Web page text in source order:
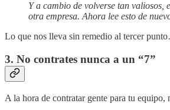
Y a cambio de volverse tan
otra empresa. Ahora lee esto de
Lo que nos lleva sin remedio al tercer
3. No contrates nunca a un “7”
A la hora de contratar gente para tu equipo,